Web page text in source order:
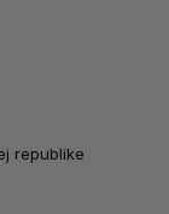
republike